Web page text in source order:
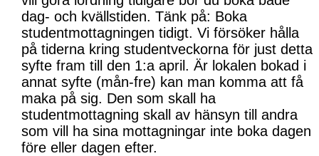
dag- och kvällstiden. Tänk på: Boka
studentmottagningen tidigt. Vi försöker hålla
på tiderna kring studentveckorna för just detta
syfte fram till den 1:a april. Är lokalen bokad i
annat syfte (mån-fre) kan man komma att få
maka på sig. Den som skall ha
studentmottagning skall av hänsyn till andra
som vill ha sina mottagningar inte boka dagen
före eller dagen efter.